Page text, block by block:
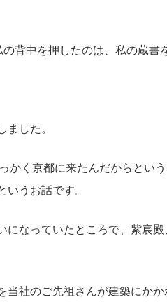
中を押したのは、私の蔵書
した。
く京都に来たんだからとい
うお話です。
なっていたところで、紫宸
社のご先祖さんが建築にか